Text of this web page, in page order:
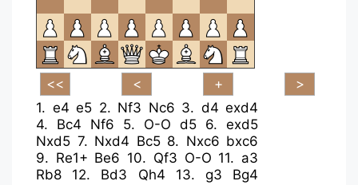
1. e4 e5 2. Nf3 Nc6 3. d4 exd4
4. Bc4 Nf6 5. O-O d5 6. exd5
Nxd5 7. Nxd4 Bc5 8. Nxc6 bxc6
9. Re1+ Be6 10. Qf3 O-O 11. a3
Rb8
12. Bd3 Qh4 13. g3
Bg4